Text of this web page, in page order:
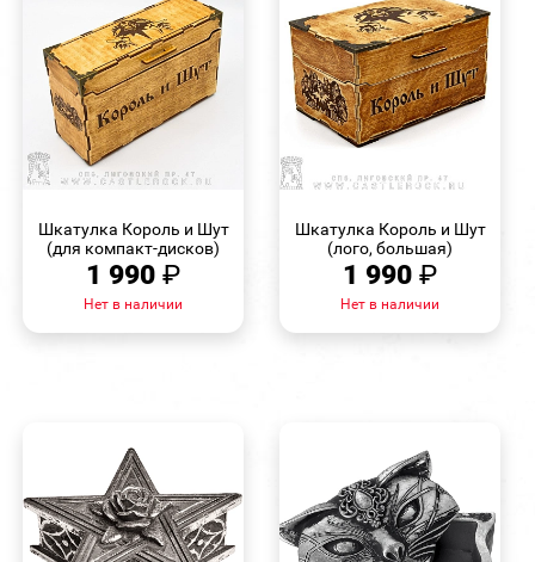
Шкатулка Король и Шут
(для компакт-дисков)
1 990 ₽
Нет в наличии
Шкатулка Король и Шут
(лого, большая)
1 990 ₽
Нет в наличии